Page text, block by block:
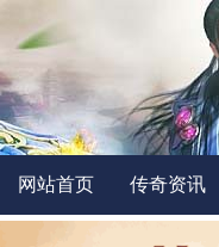
网站首页 传奇资讯